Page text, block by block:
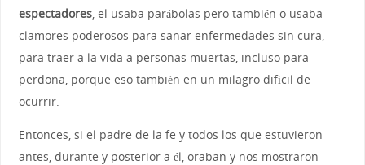
espectadores, el usaba parábolas pero también o usaba
clamores poderosos para sanar enfermedades sin cura,
para traer a la vida a personas muertas, incluso para
perdona, porque eso también en un milagro difícil de
ocurrir.
Entonces, si el padre de la fe y todos los que estuvieron
antes, durante y posterior a él, oraban y nos mostraron